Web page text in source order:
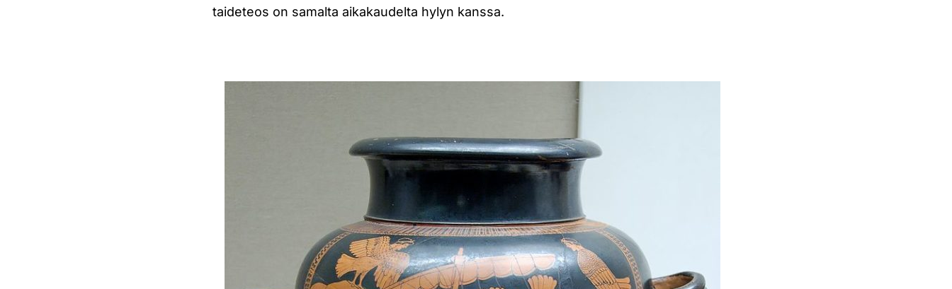
taideteos on samalta aikakaudelta hylyn kanssa.